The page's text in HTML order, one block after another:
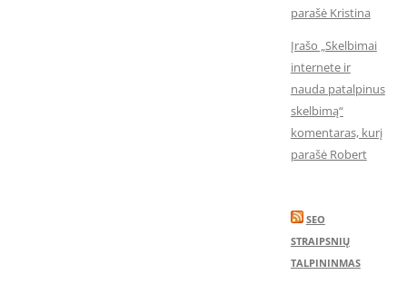
parašė Kristina
Įrašo „Skelbimai
internete ir
nauda patalpinus
skelbimą“
komentaras, kurį
parašė Robert
SEO
STRAIPSNIŲ
TALPININMAS